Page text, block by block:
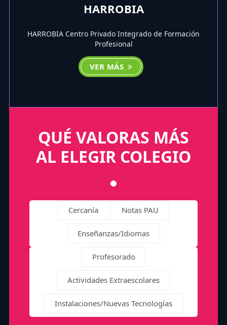
HARROBIA
HARROBIA Centro Privado Integrado de Formación
Profesional
VER MÁS
QUÉ VALORAS MÁS
AL ELEGIR COLEGIO
Cercanía Notas PAU
Enseñanzas/Idiomas
Profesorado
Actividades Extraescolares
Instalaciones/Nuevas Tecnologías